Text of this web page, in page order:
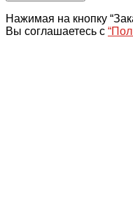
Нажимая на кнопку
Вы соглашаетесь с